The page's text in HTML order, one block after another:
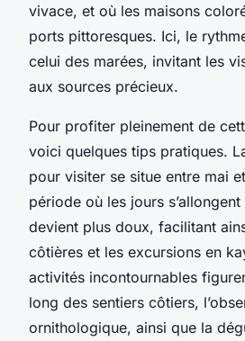
vivace, et où les maisons
ports pittoresques. Ici, le
celui des marées, invitant les
aux sources précieux.
Pour profiter pleinement de
voici quelques tips pratiques.
pour visiter se situe entre mai
période où les jours
devient plus doux, facilitant
côtières et les excursions en
activités incontournables
long des sentiers côtiers,
ornithologique, ainsi que la